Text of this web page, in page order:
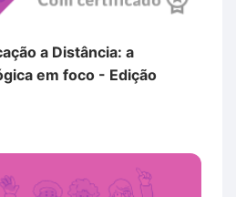
a Distância: a
em foco - Edição